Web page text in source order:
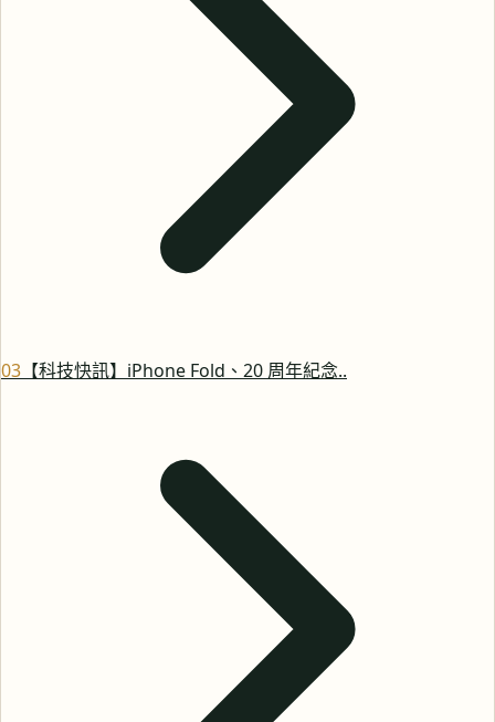
03 【科技快訊】iPhone Fold、20 周年紀念..